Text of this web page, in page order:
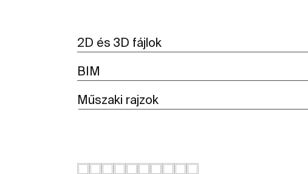
2D és 3D fájlok
BIM
Műszaki rajzok